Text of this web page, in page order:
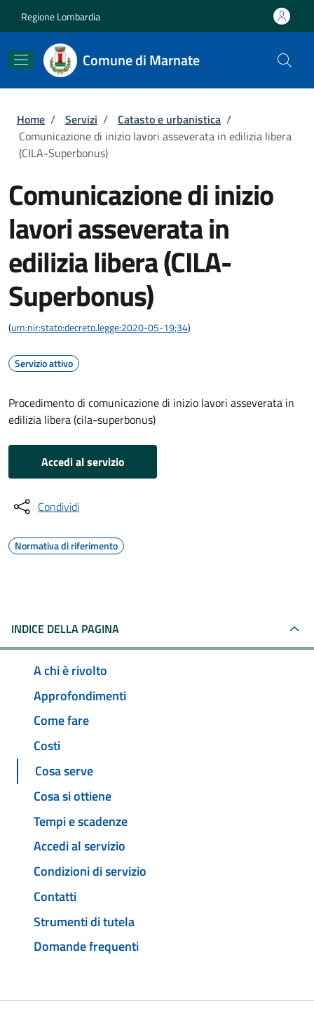
Regione Lombardia
Comune di Marnate
Briciole di pane
Home / Servizi / Catasto e urbanistica /
Comunicazione di inizio lavori asseverata in edilizia libera
(CILA-Superbonus)
Comunicazione di inizio
lavori asseverata in
edilizia libera (CILA-
Superbonus)
(urn:nir:stato:decreto.legge:2020-05-19;34)
Servizio attivo
Procedimento di comunicazione di inizio lavori asseverata in
edilizia libera (cila-superbonus)
Accedi al servizio
Condividi
Normativa di riferimento
INDICE DELLA PAGINA
A chi è rivolto
Approfondimenti
Come fare
Costi
Cosa serve
Cosa si ottiene
Tempi e scadenze
Accedi al servizio
Condizioni di servizio
Contatti
Strumenti di tutela
Domande frequenti